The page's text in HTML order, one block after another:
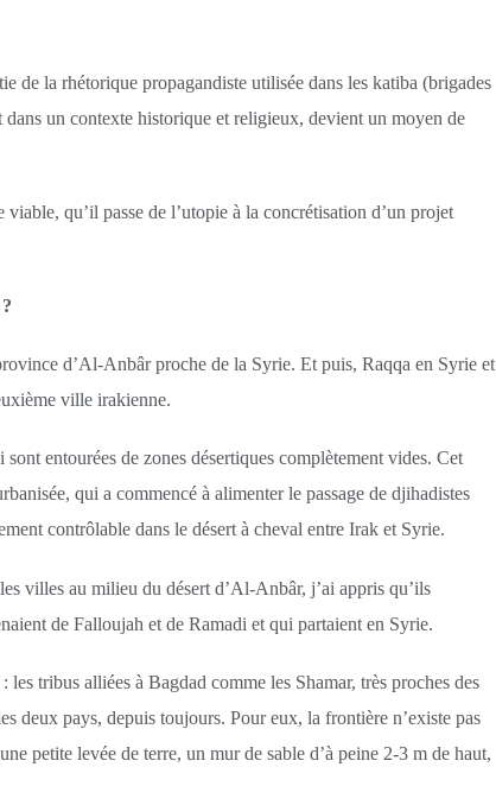
de la rhétorique propagandiste utilisée dans les katiba (brigades
dans un contexte historique et religieux, devient un moyen de
qu’il passe de l’utopie à la concrétisation d’un projet
d’Al-Anbâr proche de la Syrie. Et puis, Raqqa en Syrie et
ville irakienne.
entourées de zones désertiques complètement vides. Cet
qui a commencé à alimenter le passage de djihadistes
contrôlable dans le désert à cheval entre Irak et Syrie.
villes au milieu du désert d’Al-Anbâr, j’ai appris qu’ils
de Falloujah et de Ramadi et qui partaient en Syrie.
tribus alliées à Bagdad comme les Shamar, très proches des
deux pays, depuis toujours. Pour eux, la frontière n’existe pas
petite levée de terre, un mur de sable d’à peine 2-3 m de haut,